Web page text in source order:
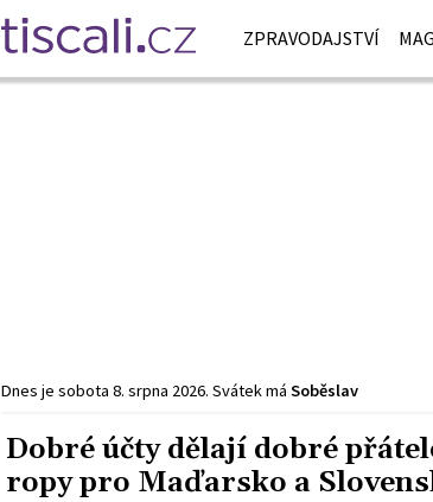
ZPRAVODAJSTVÍ
Dnes je sobota 8. srpna 2026. Svátek má Soběslav
Dobré účty dělají dobré
ropy pro Maďarsko a